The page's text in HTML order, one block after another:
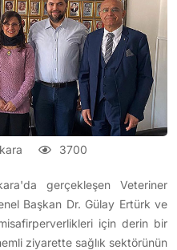
3700
gerçekleşen Veteriner
Başkan Dr. Gülay Ertürk ve
için derin bir
ziyarette sağlık sektörünün